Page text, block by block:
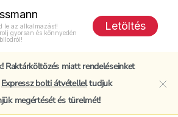
le az alkalmazást!
gyorsan és könnyedén
Letöltés
Raktárköltözés miatt rendeléseinket
Expressz bolti átvételleltudjuk
megértését és türelmét!